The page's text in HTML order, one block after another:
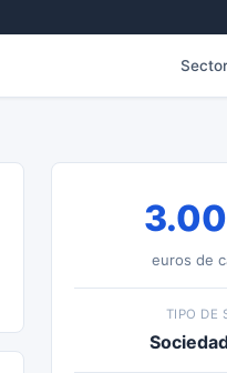
euros de
TIPO DE